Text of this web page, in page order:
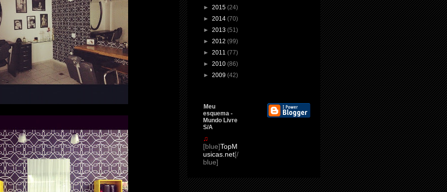
► 2015 (24)
► 2014 (70)
► 2013 (51)
► 2012 (99)
► 2011 (77)
► 2010 (86)
► 2009 (42)
Meu
esquema -
Mundo Livre
S/A
♫
[blue]TopM
usicas.net[/
blue]